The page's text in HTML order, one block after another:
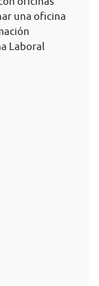
una oficina
Laboral